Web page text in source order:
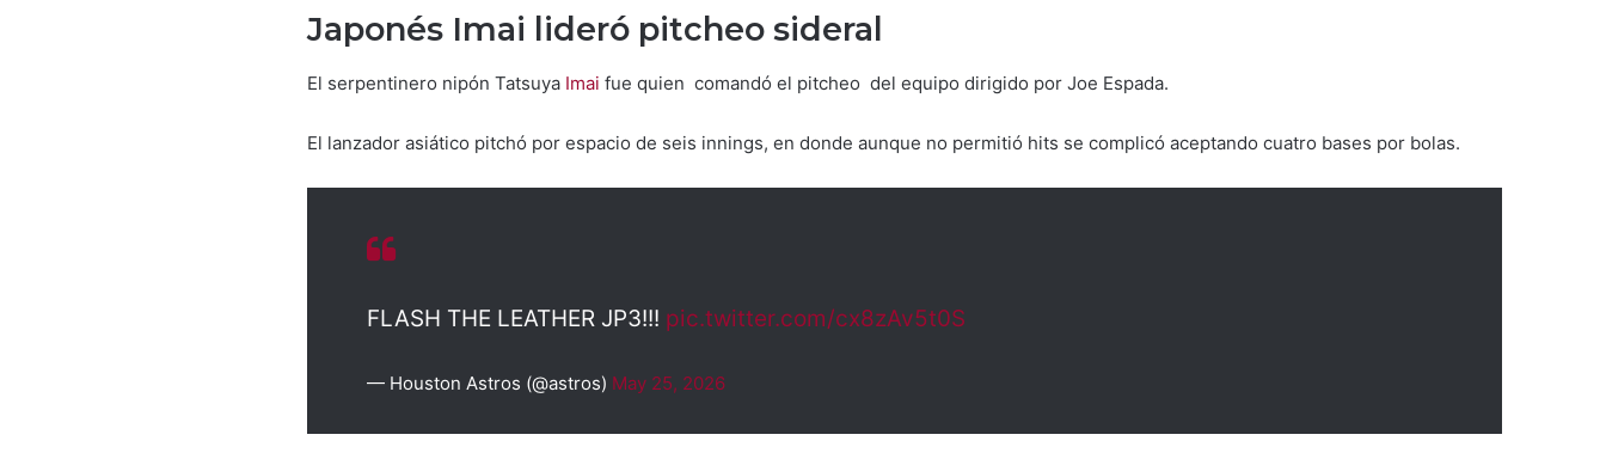
Japonés Imai lideró pitcheo sideral
El serpentinero nipón Tatsuya Imai fue quien comandó el pitcheo del equipo dirigido por Joe Espada.
El lanzador asiático pitchó por espacio de seis innings, en donde aunque no permitió hits se complicó aceptando cuatro bases por bolas.
FLASH THE LEATHER JP3!!! pic.twitter.com/cx8zAv5t0S
— Houston Astros (@astros) May 25, 2026